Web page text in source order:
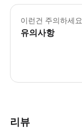
이런건 주의하세요
유의사항
리뷰